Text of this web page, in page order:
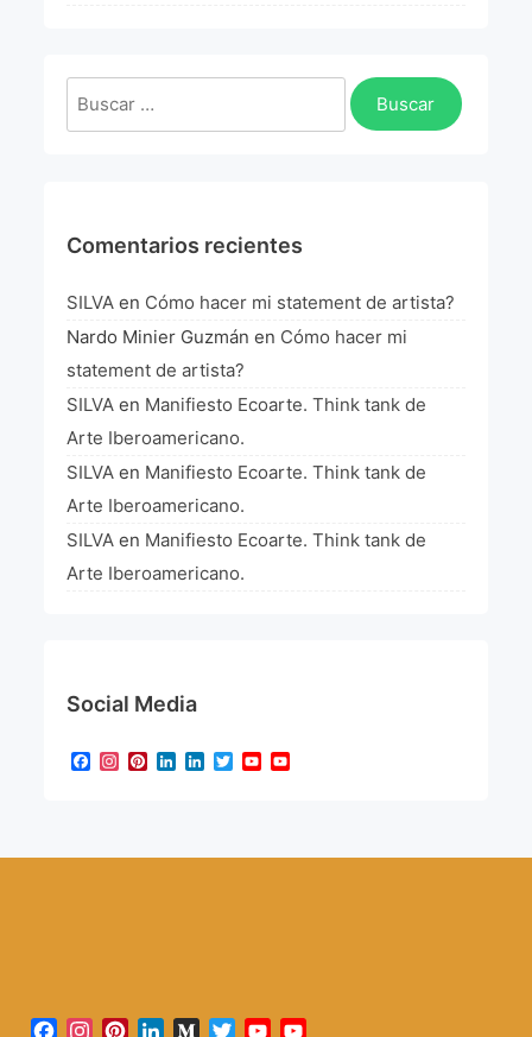
Buscar:
Comentarios recientes
SILVA en Cómo hacer mi statement de artista?
Nardo Minier Guzmán en Cómo hacer mi
statement de artista?
SILVA en Manifiesto Ecoarte. Think tank de
Arte Iberoamericano.
SILVA en Manifiesto Ecoarte. Think tank de
Arte Iberoamericano.
SILVA en Manifiesto Ecoarte. Think tank de
Arte Iberoamericano.
Social Media
Facebook
Instagram
Pinterest
LinkedIn
LinkedIn
TwitterYouTube
Facebook
Instagram
PinterestLinkedInMediumTwitterYouTube